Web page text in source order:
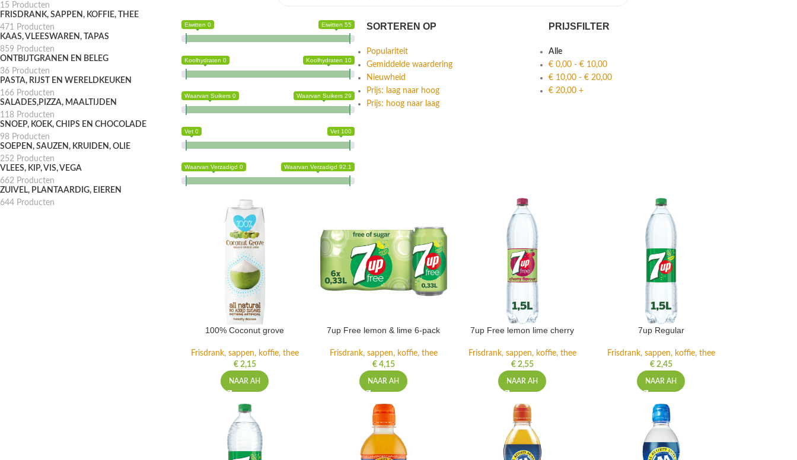
15 Producten
FRISDRANK, SAPPEN, KOFFIE, THEE
471 Producten
KAAS, VLEESWAREN, TAPAS
859 Producten
ONTBIJTGRANEN EN BELEG
36 Producten
PASTA, RIJST EN WERELDKEUKEN
166 Producten
SALADES,PIZZA, MAALTIJDEN
118 Producten
SNOEP, KOEK, CHIPS EN CHOCOLADE
98 Producten
SOEPEN, SAUZEN, KRUIDEN, OLIE
252 Producten
VLEES, KIP, VIS, VEGA
662 Producten
ZUIVEL, PLANTAARDIG, EIEREN
644 Producten
Eiwitten 0 Eiwitten 55
Koolhydraten 0 Koolhydraten 10
Waarvan Suikers 0 Waarvan Suikers 29
Vet 0 Vet 100
Waarvan Verzadigd 0 Waarvan Verzadigd 92.1
SORTEREN OP
Populariteit
Gemiddelde waardering
Nieuwheid
Prijs: laag naar hoog
Prijs: hoog naar laag
PRIJSFILTER
Alle
€0,00- €10,00
€10,00- €20,00
€20,00+
100% Coconut grove
Frisdrank, sappen, koffie, thee
€2,15
NAAR AH
7up Free lemon & lime 6-pack
Frisdrank, sappen, koffie, thee
€4,15
NAAR AH
7up Free lemon lime cherry
Frisdrank, sappen, koffie, thee
€2,55
NAAR AH
7up Regular
Frisdrank, sappen, koffie, thee
€2,45
NAAR AH